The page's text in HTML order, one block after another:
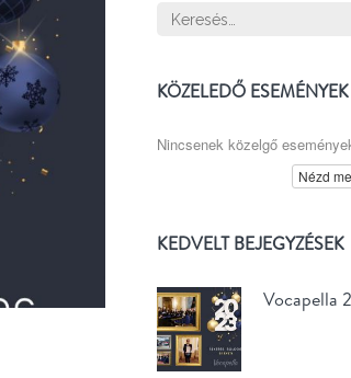
Keresés:
KÖZELEDŐ ESEMÉNYEK
Nincsenek közelgő
Nézd
KEDVELT BEJEGYZÉSEK
Vocapella